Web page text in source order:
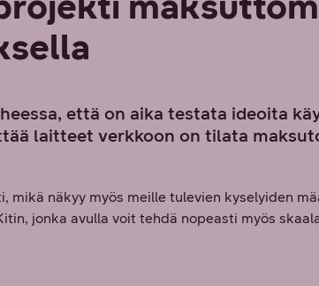
että on aika testata ideoita
laitteet verkkoon on tilata
mikä näkyy myös meille tulevien kyselyiden
jonka avulla voit tehdä nopeasti myös